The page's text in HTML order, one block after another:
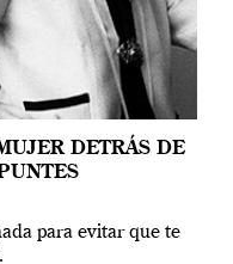
DETRÁS DE
para evitar que te